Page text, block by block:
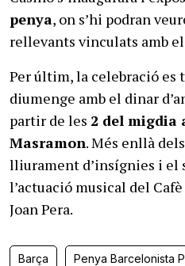
penya, on s’hi podran
rellevants vinculats amb el
Per últim, la celebració es
diumenge amb el dinar
partir de les 2 del migdia
Masramon. Més enllà
lliurament d’insígnies i el
l’actuació musical del
Joan Pera.
Barça Penya Barcelonista